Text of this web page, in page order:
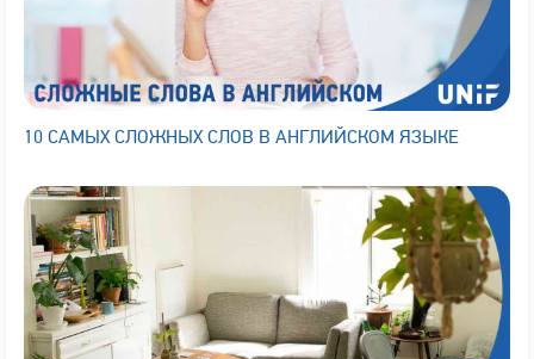
10 САМЫХ СЛОЖНЫХ СЛОВ В АНГЛИЙСКОМ ЯЗЫКЕ